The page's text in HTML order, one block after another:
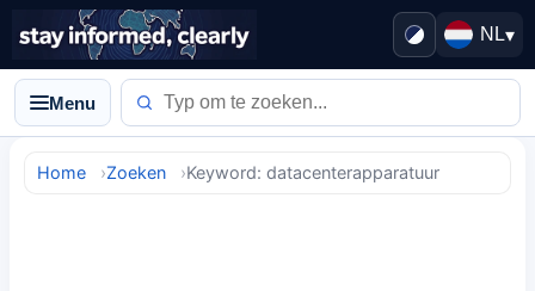
NL▾
Menu
Home Zoeken Keyword: datacenterapparatuur